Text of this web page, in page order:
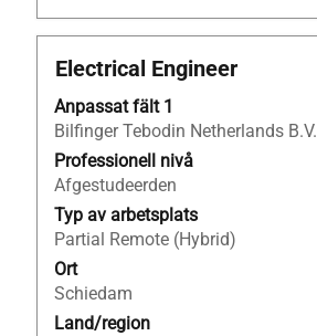
Titel
Electrical Engineer
Anpassat fält 1
Bilfinger Tebodin Netherlands B.V.
Professionell nivå
Afgestudeerden
Typ av arbetsplats
Partial Remote (Hybrid)
Ort
Schiedam
Land/region
Klicka
blankstegstangenten
för
att
visa
allt
innehåll
i
jobbeskrivningen.